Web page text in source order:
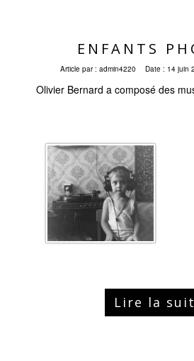
ENFANTS
Article par : admin4220 Date : 14 juin
Olivier Bernard a composé des
Lire la